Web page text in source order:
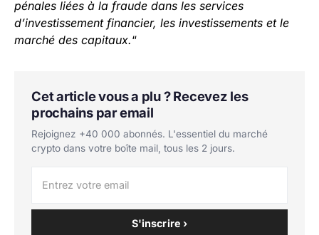
pénales liées à la fraude dans les services
d’investissement financier, les investissements et le
marché des capitaux.“
Cet article vous a plu ? Recevez les
prochains par email
Rejoignez +40 000 abonnés. L'essentiel du marché
crypto dans votre boîte mail, tous les 2 jours.
S'inscrire ›